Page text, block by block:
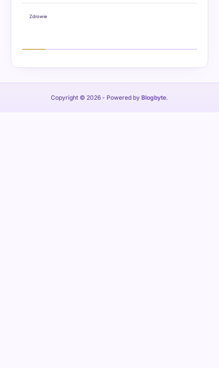
Zdrowie
Copyright © 2026 - Powered by Blogbyte.